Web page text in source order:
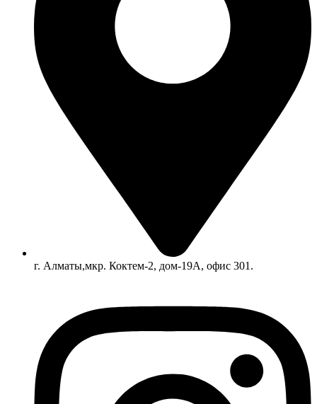
г. Алматы,мкр. Коктем-2, дом-19А, офис 301.